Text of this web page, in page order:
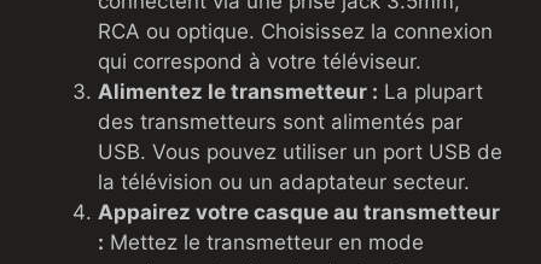
RCA ou optique. Choisissez la connexion
qui correspond à votre téléviseur.
Alimentez le transmetteur : La plupart
des transmetteurs sont alimentés par
USB. Vous pouvez utiliser un port USB de
la télévision ou un adaptateur secteur.
Appairez votre casque au transmetteur
: Mettez le transmetteur en mode